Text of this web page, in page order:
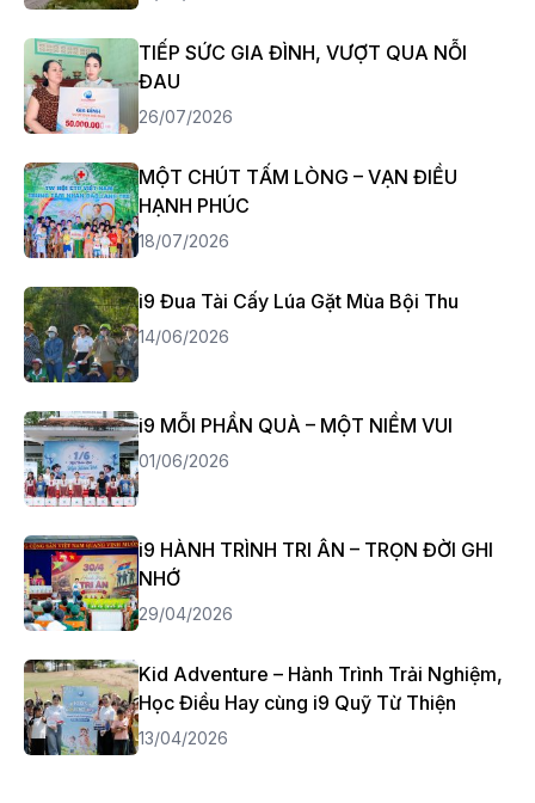
TIẾP SỨC GIA ĐÌNH, VƯỢT QUA NỖI
ĐAU
26/07/2026
MỘT CHÚT TẤM LÒNG – VẠN ĐIỀU
HẠNH PHÚC
18/07/2026
i9 Đua Tài Cấy Lúa Gặt Mùa Bội Thu
14/06/2026
i9 MỖI PHẦN QUÀ – MỘT NIỀM VUI
01/06/2026
i9 HÀNH TRÌNH TRI ÂN – TRỌN ĐỜI GHI
NHỚ
29/04/2026
Kid Adventure – Hành Trình Trải Nghiệm,
Học Điều Hay cùng i9 Quỹ Từ Thiện
13/04/2026